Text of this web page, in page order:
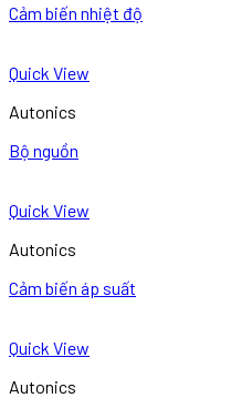
Cảm biến nhiệt độ
Quick View
Autonics
Bộ nguồn
Quick View
Autonics
Cảm biến áp suất
Quick View
Autonics